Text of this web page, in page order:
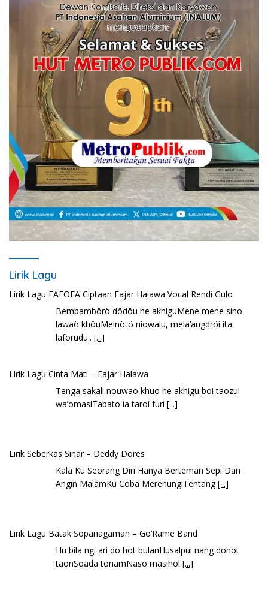
Lirik Lagu
Lirik Lagu FAFOFA Ciptaan Fajar Halawa Vocal Rendi Gulo
Bembambörö dödöu he akhiguMene mene sino
lawaö khöuMeinötö niowalu, mela’angdröi ita
laforudu.. [...]
Lirik Lagu Cinta Mati – Fajar Halawa
Tenga sakali nouwao khuo he akhigu boi taozui
wa’omasiTabato ia taroi furi [...]
Lirik Seberkas Sinar – Deddy Dores
Kala Ku Seorang Diri Hanya Berteman Sepi Dan
Angin MalamKu Coba MerenungiTentang[...]
Lirik Lagu Batak Sopanagaman – Go’Rame Band
Hu bila ngi ari do hot bulanHusalpui nang dohot
taonSoada tonamNaso masihol [...]